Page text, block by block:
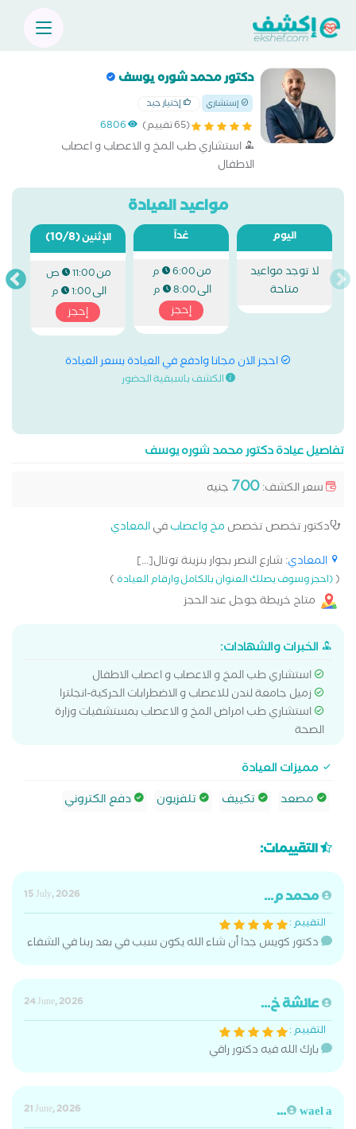
دكتور محمد شوره يوسف
إستشاري إختيار جيد
(65 تقييم) 6806
استشاري طب المخ و الاعصاب و اعصاب
الاطفال
مواعيد العيادة
اليوم
لا توجد مواعيد
متاحة
غداً
من6:00 م
الى8:00 م
إحجز
الإثنين(10/8)
من11:00 ص
الى1:00 م
إحجز
احجز الان مجانا وادفع في العيادة بسعر العيادة
الكشف باسبقية الحضور
تفاصيل عيادة دكتور محمد شوره يوسف
سعر الكشف:700 جنيه
دكتور تخصص تخصص مخ واعصابفيالمعادي
المعادي: شارع النصر بجوار بنزينة توتال[...]
((احجز وسوف يصلك العنوان بالكامل وارقام العيادة)
متاح خريطة جوجل عند الحجز
الخبرات والشهادات:
استشاري طب المخ و الاعصاب و اعصاب الاطفال
زميل جامعة لندن للاعصاب و الاضطرابات الحركية-انجلترا
استشاري طب امراض المخ و الاعصاب بمستشفيات وزارة
الصحة
مميزات العيادة
مصعد
تكييف تلفزيون دفع الكتروني
التقييمات:
محمد م...
15 July, 2026
التقييم :
دكتور كويس جدا أن شاء الله يكون سبب في بعد ربنا في الشفاء
عائشة خ...
24 June, 2026
التقييم :
بارك الله فيه دكتور راقي
wael a...
21 June, 2026